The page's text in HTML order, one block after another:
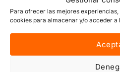
Para ofrecer las mejores
cookies para almacenar y/o acceder